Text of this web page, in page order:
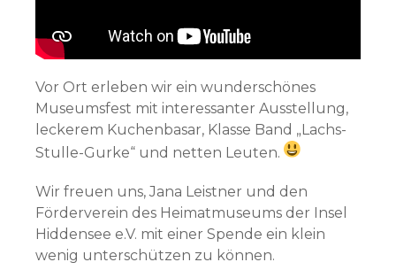
Vor Ort erleben wir ein wunderschönes
Museumsfest mit interessanter Ausstellung,
leckerem Kuchenbasar, Klasse Band „Lachs-
Stulle-Gurke“ und netten Leuten.
Wir freuen uns, Jana Leistner und den
Förderverein des Heimatmuseums der Insel
Hiddensee e.V. mit einer Spende ein klein
wenig unterschützen zu können.